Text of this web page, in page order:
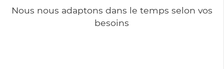
Nous nous adaptons dans le temps selon vos
besoins